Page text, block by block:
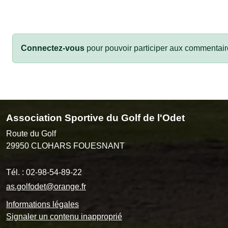
Connectez-vous pour pouvoir participer aux
Association Sportive du Golf de l'Odet
Route du Golf
29950 CLOHARS FOUESNANT
Tél. : 02-98-54-89-22
as.golfodet@orange.fr
Informations légales
Signaler un contenu inapproprié